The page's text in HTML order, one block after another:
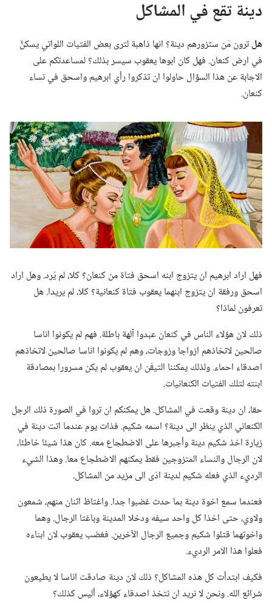
دينة تقع في المشاكل
هلترون مَن ستزورهم دينة؟‏ انها ذاهبة لترى بعض الفتيات اللواتي يسكنَّ
في ارض كنعان.‏ فهل كان ابوها يعقوب سيسر بذلك؟‏ لمساعدتكم على
الاجابة عن هذا السؤال حاولوا ان تذكروا رأي ابرهيم واسحق في نساء
كنعان.‏
فهل اراد ابرهيم ان يتزوج ابنه اسحق فتاة من كنعان؟‏ كلا،‏ لم يُرد.‏ وهل اراد
اسحق ورفقة ان يتزوج ابنهما يعقوب فتاة كنعانية؟‏ كلا،‏ لم يريدا.‏ هل
تعرفون لماذا؟‏
ذلك لان هؤلاء الناس في كنعان عبدوا آلهة باطلة.‏ فهم لم يكونوا اناسا
صالحين لاتخاذهم ازواجا وزوجات،‏ وهم لم يكونوا اناسا صالحين لاتخاذهم
اصدقاء احماء.‏ ولذلك يمكننا التيقّن ان يعقوب لم يكن مسرورا بمصادقة
ابنته لتلك الفتيات الكنعانيات.‏
حقا،‏ ان دينة وقعت في المشاكل.‏ هل يمكنكم ان تروا في الصورة ذلك الرجل
الكنعاني الذي ينظر الى دينة؟‏ اسمه شكيم.‏ فذات يوم عندما اتت دينة في
زيارة اخذ شكيم دينة وأجبرها على الاضطجاع معه.‏ كان هذا شيئا خاطئا،‏
لان الرجال والنساء المتزوجين فقط يمكنهم الاضطجاع معا.‏ وهذا الشيء
الرديء الذي فعله شكيم لدينة ادّى الى مزيد من المشاكل.‏
فعندما سمع اخوة دينة بما حدث غضبوا جدا.‏ واغتاظ اثنان منهم،‏ شمعون
ولاوي،‏ حتى اخذا كل واحد سيفه ودخلا المدينة وباغتا الرجال.‏ وهما
واخوتهما قتلوا شكيم وجميع الرجال الآخرين.‏ فغضب يعقوب لان ابناءه
فعلوا هذا الامر الرديء.‏
فكيف ابتدأت كل هذه المشاكل؟‏ ذلك لان دينة صادقت اناسا لا يطيعون
شرائع الله.‏ ونحن لا نريد ان نتخذ اصدقاء كهؤلاء،‏ أليس كذلك؟‏